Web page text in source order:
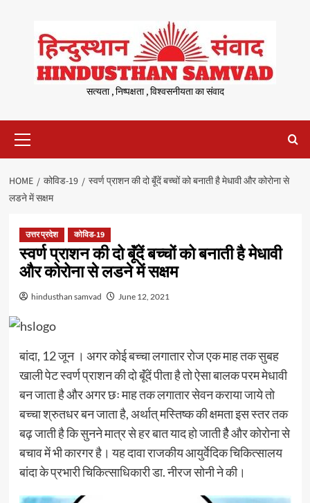
content
सत्यता , निष्पक्षता , विश्वसनीयता का संवाद
Menu
HOME कोविड-19
स्वर्ण प्राशन की दो बॅूंदें बच्चों को बनाती है मेधावी और कोरोना से
लडने में सक्षम
उत्तर प्रदेश कोविड-19
स्वर्ण प्राशन की दो बॅूंदें बच्चों को बनाती है मेधावी
और कोरोना से लडने में सक्षम
hindusthan samvad June 12, 2021
बांदा, 12 जून । अगर कोई बच्चा लगातार रोज एक माह तक सुबह
खाली पेट स्वर्ण प्राशन की दो बॅूंदें पीता है तो ऐसा बालक परम मेधावी
बन जाता है और अगर छः माह तक लगातार सेवन कराया जाये तो
बच्चा श्रुतधर बन जाता है, अर्थात् मस्तिष्क की क्षमता इस स्तर तक
बढ़ जाती है कि सुनने मात्र से हर बात याद हो जाती हैै और कोरोना से
बचाव में भी कारगर है। यह दावा राजकीय आयुर्वेदिक चिकित्सालय
बांदा के प्रभारी चिकित्साधिकारी डा. नीरज सोनी ने की।